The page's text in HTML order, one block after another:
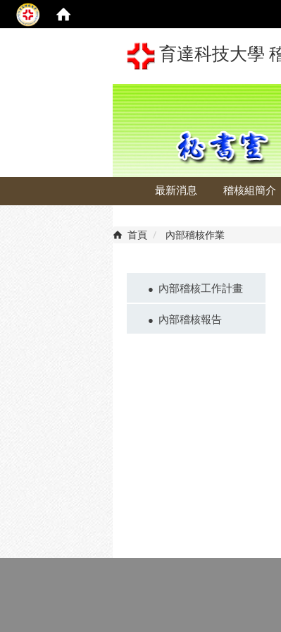
育達科技大學
最新消息 稽核組簡介
首頁 內部稽核作業
內部稽核工作計畫
內部稽核報告